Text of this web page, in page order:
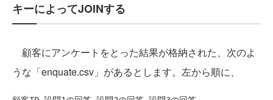
キーによってJOINする
顧客にアンケートをとった結果が格納された、次のよ
うな「enquate.csv」があるとします。左から順に、